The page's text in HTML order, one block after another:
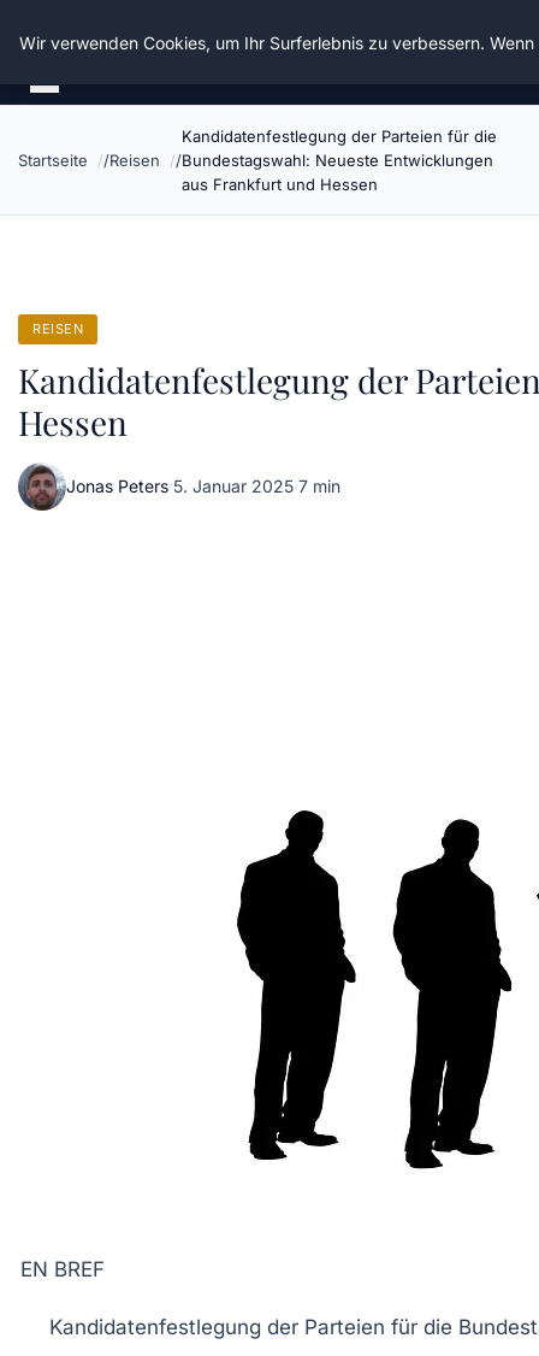
Die Schnitter
Startseite Reisen
Kandidatenfestlegung der Parteien für die
Bundestagswahl: Neueste Entwicklungen
aus Frankfurt und Hessen
REISEN
Kandidatenfestlegung der
Hessen
Jonas Peters·5. Januar 2025·7 min
EN BREF
Kandidatenfestlegung der Parteien für die
Wir verwenden Cookies, um Ihr Surferlebnis zu verbessern.